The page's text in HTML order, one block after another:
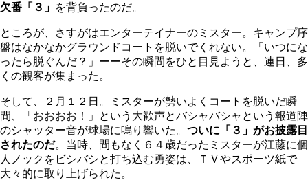
欠番「３」 を背負ったのだ。
ところが、さすがはエンターテイナーのミスター。キャンプ序
盤はなかなかグラウンドコートを脱いでくれない。「いつにな
ったら脱ぐんだ？」ーーその瞬間をひと目見ようと、連日、多
くの観客が集まった。
そして、２月１２日。ミスターが勢いよくコートを脱いだ瞬
間、「おおおお！」という大歓声とバシャバシャという報道陣
のシャッター音が球場に鳴り響いた。 ついに「３」がお披露目
されたのだ。当時、間もなく６４歳だったミスターが江藤に個
人ノックをビシバシと打ち込む勇姿は、ＴＶやスポーツ紙で
大々的に取り上げられた。